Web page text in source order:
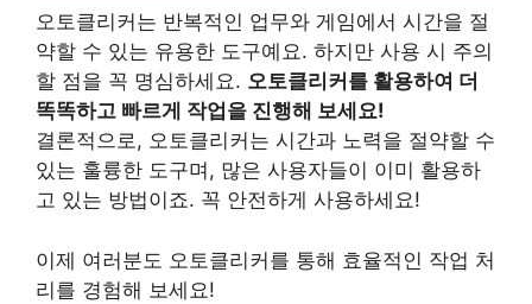
오토클리커는 반복적인 업무와 게임에서 시간을 절
약할 수 있는 유용한 도구예요. 하지만 사용 시 주의
할 점을 꼭 명심하세요. 오토클리커를 활용하여 더
똑똑하고 빠르게 작업을 진행해 보세요!
결론적으로, 오토클리커는 시간과 노력을 절약할 수
있는 훌륭한 도구며, 많은 사용자들이 이미 활용하
고 있는 방법이죠. 꼭 안전하게 사용하세요!
이제 여러분도 오토클리커를 통해 효율적인 작업 처
리를 경험해 보세요!